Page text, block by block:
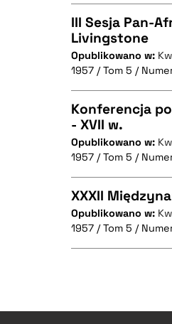
CZYSTY
BIBTEX
III Sesja Pan-
Livingstone
Opublikowano w:
1957 / Tom 5 /
CZYSTY
BIBTEX
Konferencja
- XVII w.
Opublikowano w:
1957 / Tom 5 /
CZYSTY
BIBTEX
XXXII
Opublikowano w:
1957 / Tom 5 /